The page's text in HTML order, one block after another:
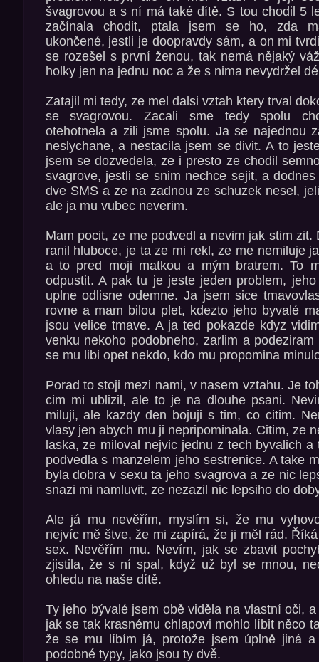
švagrovou a s ní má také dítě. S tou chodil 5
začínala chodit, ptala jsem se ho, zda
ukončené, jestli je doopravdy sám, a on mi
se rozešel s první ženou, tak nemá nějaký
holky jen na jednu noc a že s nima nevydržel
Zatajil mi tedy, ze mel dalsi vztah ktery trval
se svagrovou. Zacali sme tedy spolu
otehotnela a zili jsme spolu. Ja se najednou
neslychane, a nestacila jsem se divit. A to
jsem se dozvedela, ze i presto ze chodil
svagrove, jestli se snim nechce sejit, a
dve SMS a ze na zadnou ze schuzek nesel,
ale ja mu vubec neverim.
Mam pocit, ze me podvedl a nevim jak stim zit.
ranil hluboce, je ta ze mi rekl, ze me nemiluje
a to pred moji matkou a mým bratrem. To
odpustit. A pak tu je jeste jeden problem,
uplne odlisne odemne. Ja jsem sice
rovne a mam bilou plet, kdezto jeho byvalé
jsou velice tmave. A ja ted pokazde kdyz
venku nekoho podobneho, zarlim a
se mu libi opet nekdo, kdo mu propomina
Porad to stoji mezi nami, v nasem vztahu. Je
cim mi ublizil, ale to je na dlouhe psani.
miluji, ale kazdy den bojuji s tim, co citim.
vlasy jen abych mu ji nepripominala. Citim, ze
laska, ze miloval nejvic jednu z tech byvalich
podvedla s manzelem jeho sestrenice. A take
byla dobra v sexu ta jeho svagrova a ze nic
snazi mi namluvit, ze nezazil nic lepsiho do
Ale já mu nevěřím, myslím si, že mu
nejvíc mě štve, že mi zapírá, že ji měl rád.
sex. Nevěřím mu. Nevím, jak se zbavit
zjistila, že s ní spal, když už byl se mnou,
ohledu na naše dítě.
Ty jeho bývalé jsem obě viděla na vlastní oči,
jak se tak krasnému chlapovi mohlo líbit něco
že se mu líbím já, protože jsem úplně jiná
podobné typy, jako jsou ty dvě.